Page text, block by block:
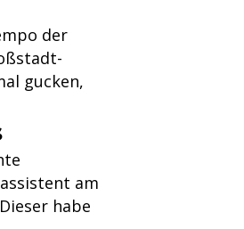
der
gucken,
am
habe